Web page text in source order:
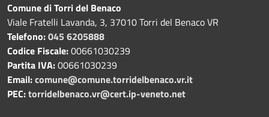
Comune di Torri del Benaco
Viale Fratelli Lavanda, 3, 37010 Torri del Benaco VR
Telefono:045 6205888
Codice Fiscale:00661030239
Partita IVA:00661030239
Email:comune@comune.torridelbenaco.vr.it
PEC:torridelbenaco.vr@cert.ip-veneto.net